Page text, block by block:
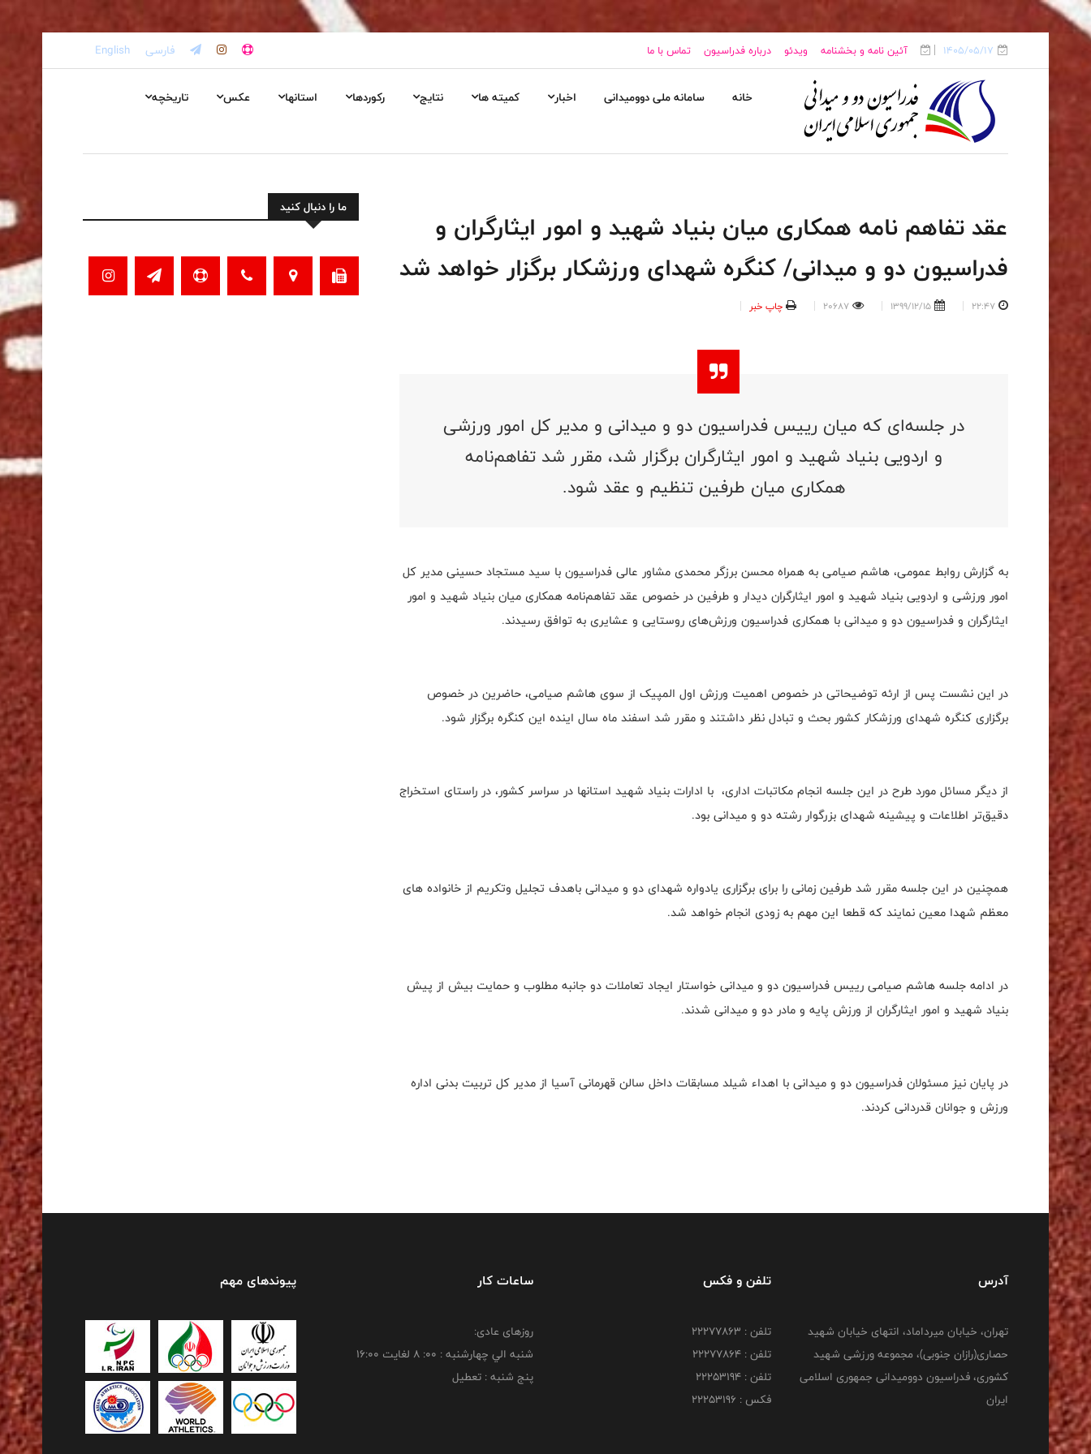
1405/05/17 آئین نامه و بخشنامه ویدئو درباره فدراسیون تماس با ما فارسی English
خانه سامانه ملی دوومیدانی اخبار کمیته ها نتایج رکوردها استانها عکس تاریخچه
عقد تفاهم نامه همکاری میان بنیاد شهید و امور ایثارگران و
فدراسیون‌ دو و میدانی/ کنگره شهدای ورزشکار برگزار خواهد شد
22:47
1399/12/15
20687 چاپ خبر
در جلسه‌ای که میان رییس فدراسیون دو و میدانی و مدیر کل امور ورزشی
و اردویی بنیاد شهید و امور ایثارگران برگزار شد، مقرر شد تفاهم‌نامه
همکاری میان طرفین تنظیم و عقد شود.
به گزارش روابط عمومی، هاشم صیامی به همراه محسن برزگر محمدی مشاور عالی فدراسیون با سید مستجاد حسینی مدیر کل
امور ورزشی و اردویی بنیاد شهید و امور ایثارگران دیدار و طرفین در خصوص عقد تفاهم‌نامه همکاری میان بنیاد شهید و امور
ایثارگران و فدراسیون‌ دو و میدانی با همکاری فدراسیون ورزش‌های روستایی و عشایری به توافق رسیدند.
در این نشست پس از ارئه توضیحاتی در خصوص اهمیت ورزش اول المپیک از سوی هاشم صیامی، حاضرین در خصوص
برگزاری کنگره شهدای ورزشکار کشور بحث و تبادل نظر داشتند و مقرر شد اسفند ماه سال اینده این کنگره برگزار شود.
از دیگر مسائل مورد طرح در این جلسه انجام مکاتبات اداری، با ادارات بنیاد شهید استانها در سراسر کشور، در راستای استخراج
دقیق‌تر اطلاعات و پیشینه شهدای بزرگوار رشته دو و میدانی بود.
همچنین در این جلسه مقرر شد طرفین زمانی را برای برگزاری یادواره شهدای دو و میدانی باهدف تجلیل و‌تکریم از خانواده های
معظم شهدا معین نمایند که قطعا این مهم به زودی انجام خواهد شد.
در ادامه جلسه هاشم صیامی رییس فدراسیون دو و میدانی خواستار ایجاد تعاملات دو جانبه مطلوب و حمایت بیش از پیش
بنیاد شهید و امور ایثارگران از ورزش پایه و مادر دو و میدانی شدند.
در پایان نیز مسئولان فدراسیون دو و میدانی با اهداء شیلد مسابقات داخل سالن قهرمانی آسیا از مدیر کل تربیت بدنی اداره
ورزش و جوانان قدردانی کردند.
ما را دنبال کنید
آدرس
تهران، خیابان میرداماد، انتهای خیابان شهید
حصاری(رازان جنوبی)، مجموعه ورزشی شهید
کشوری، فدراسیون دوومیدانی جمهوری اسلامی
ایران
تلفن و فکس
تلفن : 22277863
تلفن : 22277864
تلفن : 22253194
فکس : 22253196
ساعات کار
روزهای عادی:
شنبه الي چهارشنبه : 00: 8 لغايت 16:00
پنج شنبه : تعطیل
پیوندهای مهم